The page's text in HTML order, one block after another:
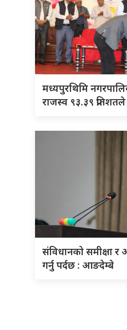
मध्यपुरथिमि
राजस्व ९३.३९ प्रतिशतले
संविधानको समीक्षा
गर्नु पर्दछ : आङदेम्बे